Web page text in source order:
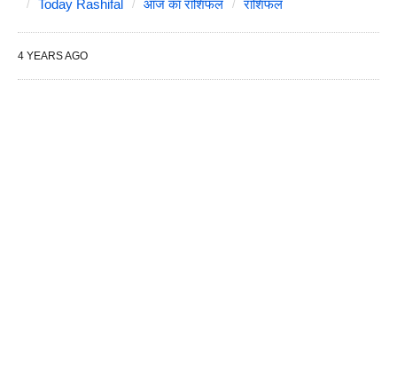
Today Rashifal
आज का राशिफल राशिफल
4 YEARS AGO